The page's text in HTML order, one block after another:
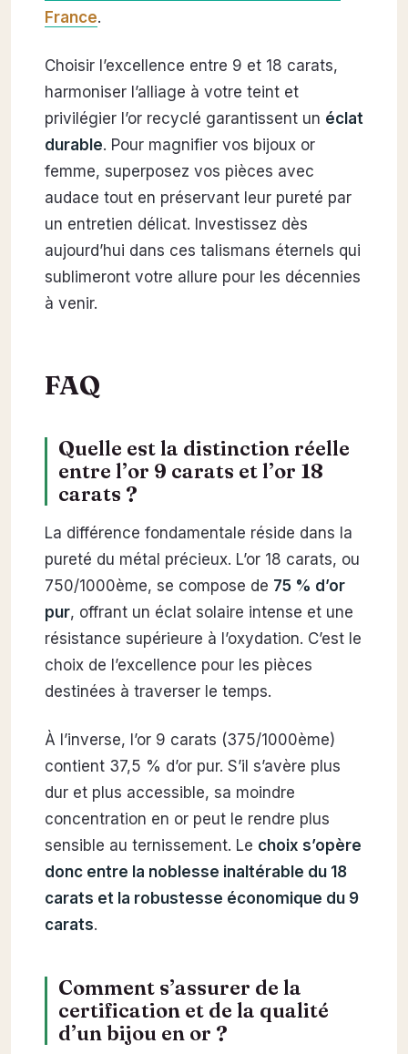
France.
Choisir l’excellence entre 9 et 18 carats,
harmoniser l’alliage à votre teint et
privilégier l’or recyclé garantissent un éclat
durable. Pour magnifier vos bijoux or
femme, superposez vos pièces avec
audace tout en préservant leur pureté par
un entretien délicat. Investissez dès
aujourd’hui dans ces talismans éternels qui
sublimeront votre allure pour les décennies
à venir.
FAQ
Quelle est la distinction réelle
entre l’or 9 carats et l’or 18
carats ?
La différence fondamentale réside dans la
pureté du métal précieux. L’or 18 carats, ou
750/1000ème, se compose de 75 % d’or
pur, offrant un éclat solaire intense et une
résistance supérieure à l’oxydation. C’est le
choix de l’excellence pour les pièces
destinées à traverser le temps.
À l’inverse, l’or 9 carats (375/1000ème)
contient 37,5 % d’or pur. S’il s’avère plus
dur et plus accessible, sa moindre
concentration en or peut le rendre plus
sensible au ternissement. Le choix s’opère
donc entre la noblesse inaltérable du 18
carats et la robustesse économique du 9
carats.
Comment s’assurer de la
certification et de la qualité
d’un bijou en or ?